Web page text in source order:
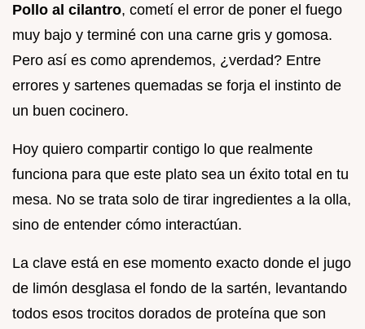
Pollo al cilantro, cometí el error de poner el fuego
muy bajo y terminé con una carne gris y gomosa.
Pero así es como aprendemos, ¿verdad? Entre
errores y sartenes quemadas se forja el instinto de
un buen cocinero.
Hoy quiero compartir contigo lo que realmente
funciona para que este plato sea un éxito total en tu
mesa. No se trata solo de tirar ingredientes a la olla,
sino de entender cómo interactúan.
La clave está en ese momento exacto donde el jugo
de limón desglasa el fondo de la sartén, levantando
todos esos trocitos dorados de proteína que son